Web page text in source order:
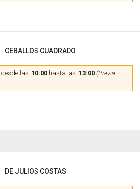
CEBALLOS CUADRADO
desde las: 10:00 hasta las: 13:00 (Previa
DE JULIOS COSTAS